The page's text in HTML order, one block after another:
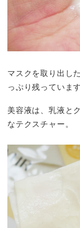
マスクを取り出し
っぷり残っています
美容液は、乳液と
なテクスチャー。